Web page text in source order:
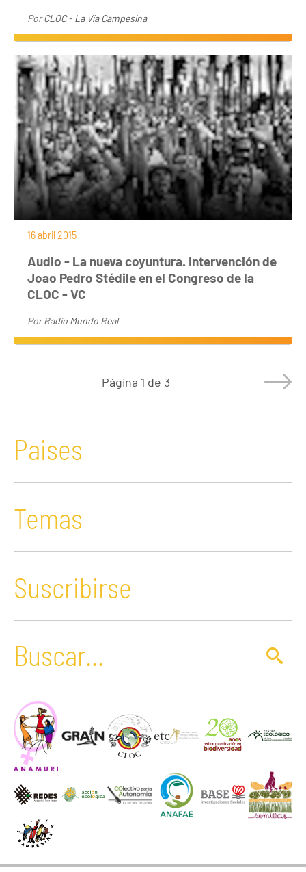
PorCLOC - La Vía Campesina
16 abril 2015
Audio - La nueva coyuntura. Intervención de
Joao Pedro Stédile en el Congreso de la
CLOC - VC
PorRadio Mundo Real
Página 1 de 3
Paises
Temas
Suscribirse